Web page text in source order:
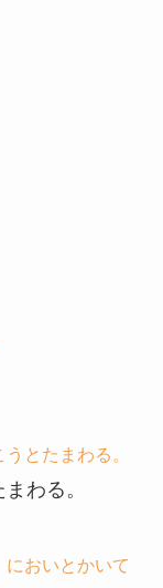
とたまわる。
わる。
おいとかいて